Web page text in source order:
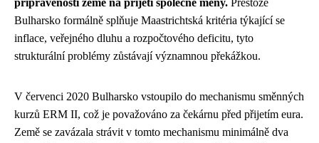
připraveností země na přijetí společné měny. Přestože
Bulharsko formálně splňuje Maastrichtská kritéria týkající se
inflace, veřejného dluhu a rozpočtového deficitu, tyto
strukturální problémy zůstávají významnou překážkou.
V červenci 2020 Bulharsko vstoupilo do mechanismu směnných
kurzů ERM II, což je považováno za čekárnu před přijetím eura.
Země se zavázala strávit v tomto mechanismu minimálně dva